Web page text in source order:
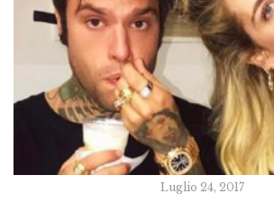
Luglio 24, 2017